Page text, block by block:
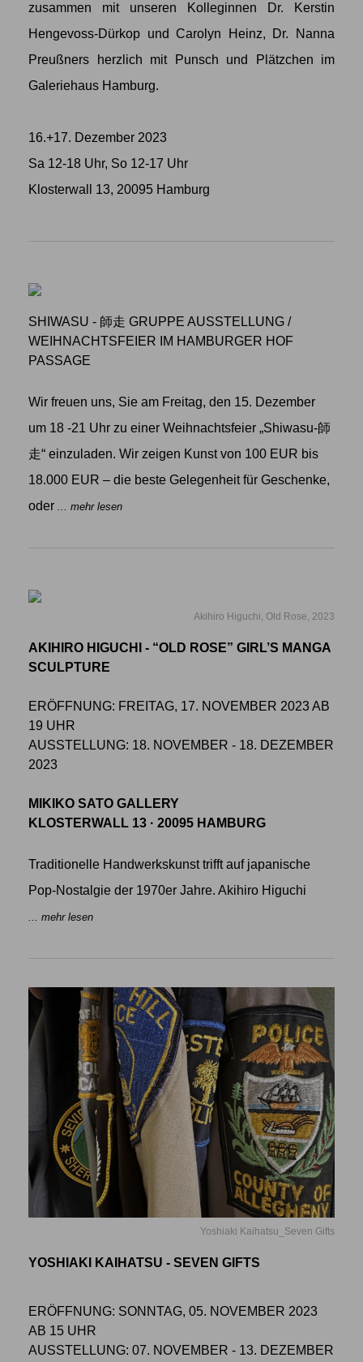
zusammen mit unseren Kolleginnen Dr. Kerstin
Hengevoss-Dürkop und Carolyn Heinz, Dr. Nanna
Preußners herzlich mit Punsch und Plätzchen im
Galeriehaus Hamburg.
16.+17. Dezember 2023
Sa 12-18 Uhr, So 12-17 Uhr
Klosterwall 13, 20095 Hamburg
SHIWASU - 師走 GRUPPE AUSSTELLUNG /
WEIHNACHTSFEIER IM HAMBURGER HOF
PASSAGE
Wir freuen uns, Sie am Freitag, den 15. Dezember
um 18 -21 Uhr zu einer Weihnachtsfeier „Shiwasu-師
走“ einzuladen. Wir zeigen Kunst von 100 EUR bis
18.000 EUR – die beste Gelegenheit für Geschenke,
oder ... mehr lesen
Akihiro Higuchi, Old Rose, 2023
AKIHIRO HIGUCHI - “OLD ROSE” GIRL’S MANGA
SCULPTURE
ERÖFFNUNG: FREITAG, 17. NOVEMBER 2023 AB
19 UHR
AUSSTELLUNG: 18. NOVEMBER - 18. DEZEMBER
2023
MIKIKO SATO GALLERY
KLOSTERWALL 13 · 20095 HAMBURG
Traditionelle Handwerkskunst trifft auf japanische
Pop-Nostalgie der 1970er Jahre. Akihiro Higuchi
... mehr lesen
Yoshiaki Kaihatsu_Seven Gifts
YOSHIAKI KAIHATSU - SEVEN GIFTS
ERÖFFNUNG: SONNTAG, 05. NOVEMBER 2023
AB 15 UHR
AUSSTELLUNG: 07. NOVEMBER - 13. DEZEMBER